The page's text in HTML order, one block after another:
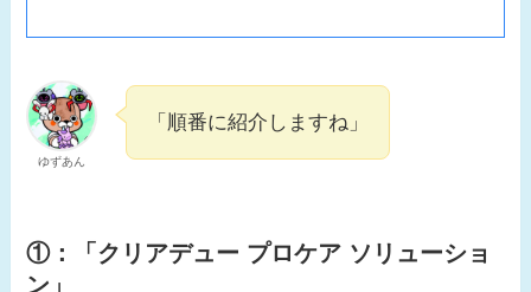
ゆずあん
「順番に紹介しますね」
①：「 クリアデュー プロケア ソリューショ
ン 」